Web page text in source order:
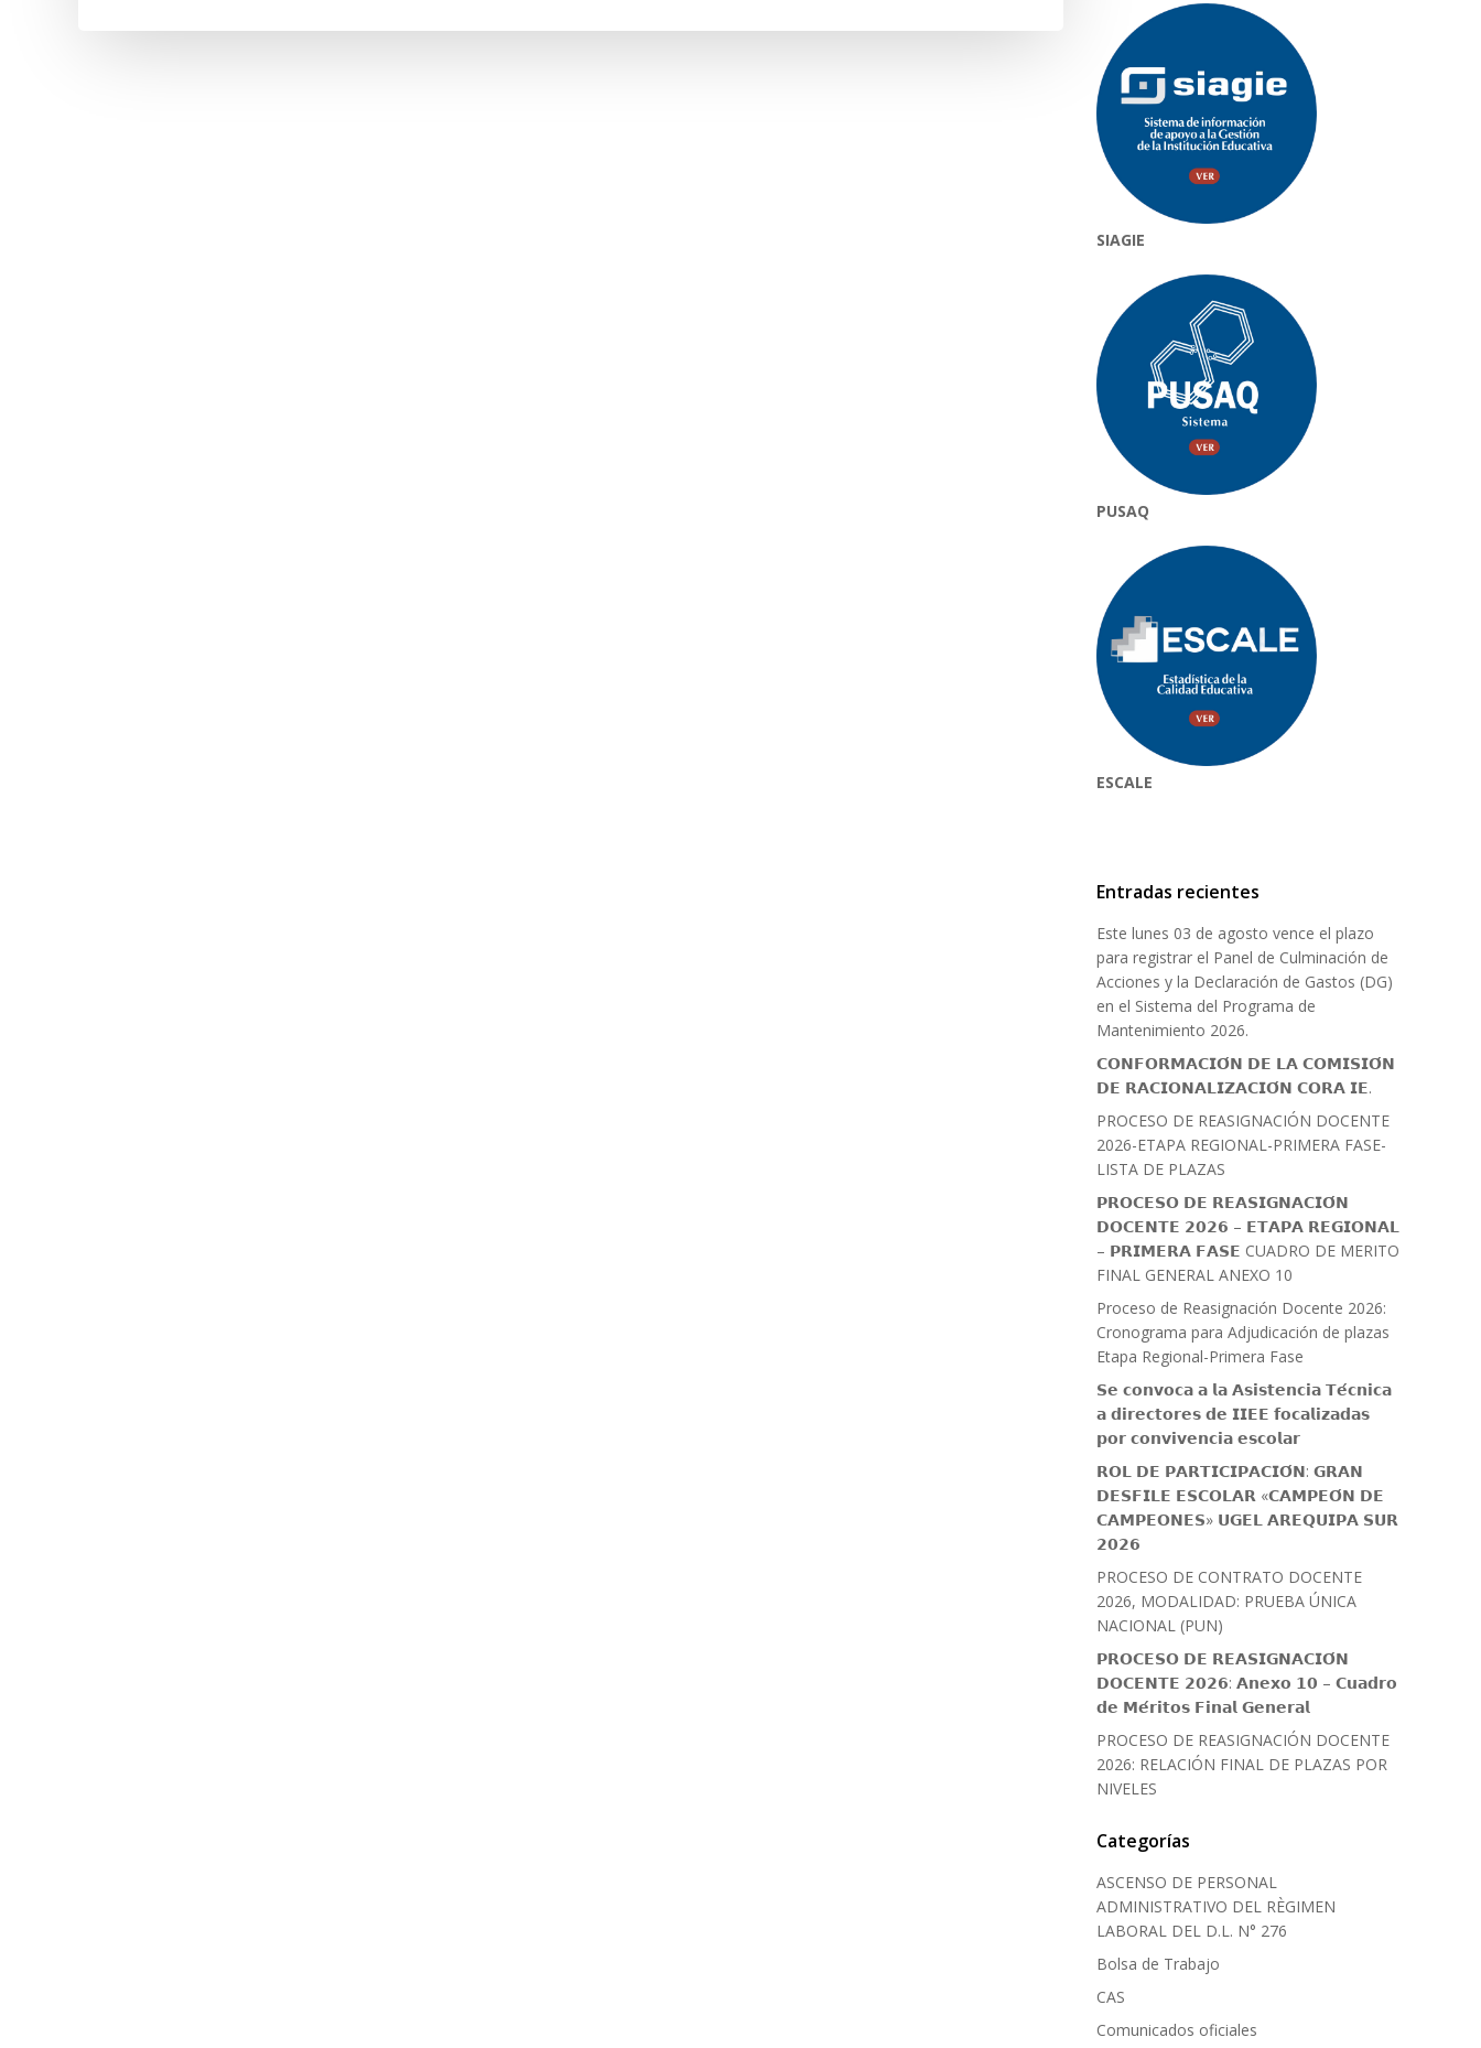
SIAGIE
PUSAQ
ESCALE
Entradas recientes
Este lunes 03 de agosto vence el plazo
para registrar el Panel de Culminación de
Acciones y la Declaración de Gastos (DG)
en el Sistema del Programa de
Mantenimiento 2026.
𝗖𝗢𝗡𝗙𝗢𝗥𝗠𝗔𝗖𝗜𝗢́𝗡 𝗗𝗘 𝗟𝗔 𝗖𝗢𝗠𝗜𝗦𝗜𝗢́𝗡
𝗗𝗘 𝗥𝗔𝗖𝗜𝗢𝗡𝗔𝗟𝗜𝗭𝗔𝗖𝗜𝗢́𝗡 𝗖𝗢𝗥𝗔 𝗜𝗘.
PROCESO DE REASIGNACIÓN DOCENTE
2026-ETAPA REGIONAL-PRIMERA FASE-
LISTA DE PLAZAS
𝗣𝗥𝗢𝗖𝗘𝗦𝗢 𝗗𝗘 𝗥𝗘𝗔𝗦𝗜𝗚𝗡𝗔𝗖𝗜𝗢́𝗡
𝗗𝗢𝗖𝗘𝗡𝗧𝗘 𝟮𝟬𝟮𝟲 – 𝗘𝗧𝗔𝗣𝗔 𝗥𝗘𝗚𝗜𝗢𝗡𝗔𝗟
– 𝗣𝗥𝗜𝗠𝗘𝗥𝗔 𝗙𝗔𝗦𝗘 CUADRO DE MERITO
FINAL GENERAL ANEXO 10
Proceso de Reasignación Docente 2026:
Cronograma para Adjudicación de plazas
Etapa Regional-Primera Fase
𝗦𝗲 𝗰𝗼𝗻𝘃𝗼𝗰𝗮 𝗮 𝗹𝗮 𝗔𝘀𝗶𝘀𝘁𝗲𝗻𝗰𝗶𝗮 𝗧𝗲́𝗰𝗻𝗶𝗰𝗮
𝗮 𝗱𝗶𝗿𝗲𝗰𝘁𝗼𝗿𝗲𝘀 𝗱𝗲 𝗜𝗜𝗘𝗘 𝗳𝗼𝗰𝗮𝗹𝗶𝘇𝗮𝗱𝗮𝘀
𝗽𝗼𝗿 𝗰𝗼𝗻𝘃𝗶𝘃𝗲𝗻𝗰𝗶𝗮 𝗲𝘀𝗰𝗼𝗹𝗮𝗿
𝗥𝗢𝗟 𝗗𝗘 𝗣𝗔𝗥𝗧𝗜𝗖𝗜𝗣𝗔𝗖𝗜𝗢́𝗡: 𝗚𝗥𝗔𝗡
𝗗𝗘𝗦𝗙𝗜𝗟𝗘 𝗘𝗦𝗖𝗢𝗟𝗔𝗥 «𝗖𝗔𝗠𝗣𝗘𝗢́𝗡 𝗗𝗘
𝗖𝗔𝗠𝗣𝗘𝗢𝗡𝗘𝗦» 𝗨𝗚𝗘𝗟 𝗔𝗥𝗘𝗤𝗨𝗜𝗣𝗔 𝗦𝗨𝗥
𝟮𝟬𝟮𝟲
PROCESO DE CONTRATO DOCENTE
2026, MODALIDAD: PRUEBA ÚNICA
NACIONAL (PUN)
𝗣𝗥𝗢𝗖𝗘𝗦𝗢 𝗗𝗘 𝗥𝗘𝗔𝗦𝗜𝗚𝗡𝗔𝗖𝗜𝗢́𝗡
𝗗𝗢𝗖𝗘𝗡𝗧𝗘 𝟮𝟬𝟮𝟲: 𝗔𝗻𝗲𝘅𝗼 𝟭𝟬 – 𝗖𝘂𝗮𝗱𝗿𝗼
𝗱𝗲 𝗠𝗲́𝗿𝗶𝘁𝗼𝘀 𝗙𝗶𝗻𝗮𝗹 𝗚𝗲𝗻𝗲𝗿𝗮𝗹
PROCESO DE REASIGNACIÓN DOCENTE
2026: RELACIÓN FINAL DE PLAZAS POR
NIVELES
Categorías
ASCENSO DE PERSONAL
ADMINISTRATIVO DEL RÈGIMEN
LABORAL DEL D.L. N° 276
Bolsa de Trabajo
CAS
Comunicados oficiales